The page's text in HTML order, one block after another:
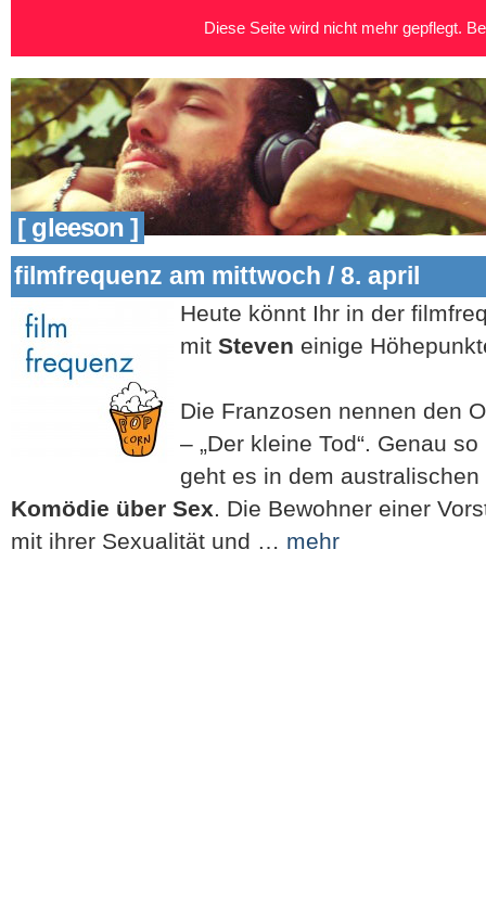
[ gleeson ]
filmfrequenz am mittwoch / 8. april
Heute könnt Ihr in der
mit Steven einige
Die Franzosen nennen den
– „Der kleine Tod“. Genau
geht es in dem
Komödie über Sex. Die Bewohner einer
mit ihrer Sexualität und … mehr
Diese Seite wird nicht mehr gepflegt.